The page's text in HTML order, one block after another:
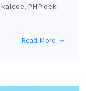
PHP’deki
Read More